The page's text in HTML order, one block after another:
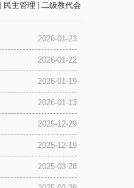
民主管理 二级教代会
2026-01-23
2026-01-22
2026-01-19
2026-01-13
2025-12-29
2025-12-19
2025-03-28